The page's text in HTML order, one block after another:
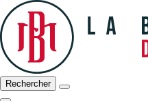
Rechercher